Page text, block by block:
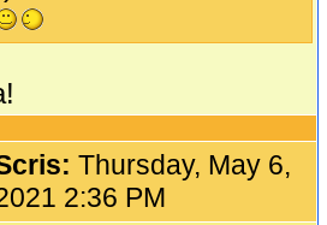
Thursday, May 6,
2:36 PM